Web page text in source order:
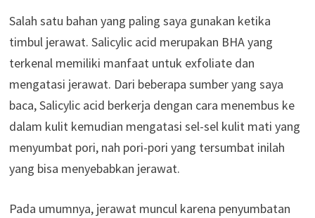
Salah satu bahan yang paling saya gunakan ketika
timbul jerawat. Salicylic acid merupakan BHA yang
terkenal memiliki manfaat untuk exfoliate dan
mengatasi jerawat. Dari beberapa sumber yang saya
baca, Salicylic acid berkerja dengan cara menembus ke
dalam kulit kemudian mengatasi sel-sel kulit mati yang
menyumbat pori, nah pori-pori yang tersumbat inilah
yang bisa menyebabkan jerawat.
Pada umumnya, jerawat muncul karena penyumbatan